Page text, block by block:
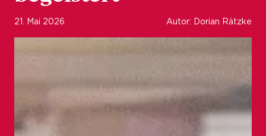
21. Mai 2026 Autor: Dorian Rätzke